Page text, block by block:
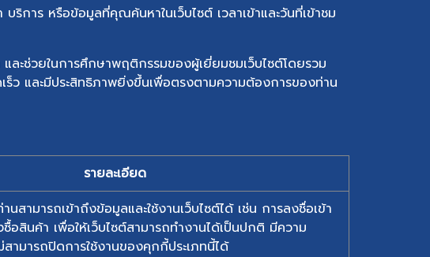
การ หรือข้อมูลที่คุณค้นหาในเว็บไซต์ เวลาเข้าและวันที่เข้าชม
ละช่วยในการศึกษาพฤติกรรมของผู้เยี่ยมชมเว็บไซต์โดยรวม
ว และมีประสิทธิภาพยิ่งขึ้นเพื่อตรงตามความต้องการของท่าน
รายละเอียด
นสามารถเข้าถึงข้อมูลและใช้งานเว็บไซต์ได้ เช่น การลงชื่อเข้า
ซื้อสินค้า เพื่อให้เว็บไซต์สามารถทำงานได้เป็นปกติ มีความ
ามารถปิดการใช้งานของคุกกี้ประเภทนี้ได้